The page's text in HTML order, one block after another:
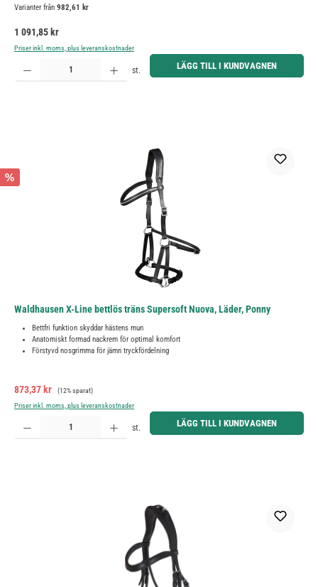
Varianter från 982,61 kr
Ordinarie pris:
1 091,85 kr
Priser inkl. moms, plus leveranskostnader
Produktkvantitet: Ange önskat belopp eller använd knapparna för att öka eller minska kvantiteten.
st. LÄGG TILL I KUNDVAGNEN
%
Waldhausen X-Line bettlös träns Supersoft Nuova, Läder, Ponny
Bettfri funktion skyddar hästens mun
Anatomiskt formad nackrem för optimal komfort
Förstyvd nosgrimma för jämn tryckfördelning
Försäljningspris:
873,37 kr Ordinarie pris:
(12% sparat)
Priser inkl. moms, plus leveranskostnader
Produktkvantitet: Ange önskat belopp eller använd knapparna för att öka eller minska kvantiteten.
st. LÄGG TILL I KUNDVAGNEN